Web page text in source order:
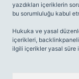
yazdıkları içeriklerin
bu sorumluluğu kabul
Hukuka ve yasal
içerikleri,
ilgili içerikler yasal süre